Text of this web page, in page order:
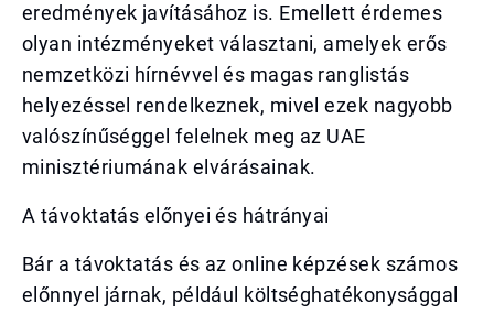
eredmények javításához is. Emellett érdemes
olyan intézményeket választani, amelyek erős
nemzetközi hírnévvel és magas ranglistás
helyezéssel rendelkeznek, mivel ezek nagyobb
valószínűséggel felelnek meg az UAE
minisztériumának elvárásainak.
A távoktatás előnyei és hátrányai
Bár a távoktatás és az online képzések számos
előnnyel járnak, például költséghatékonysággal